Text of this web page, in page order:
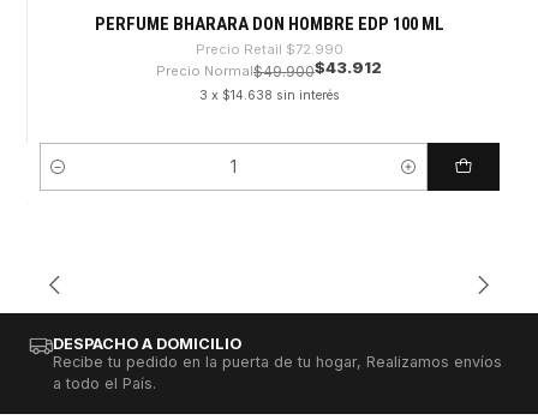
PERFUME BHARARA DON HOMBRE EDP 100 ML
Precio Retail $72.990
Precio Normal$49.900$43.912
3 x $14.638 sin interés
Cantidad
DESPACHO A DOMICILIO
Recibe tu pedido en la puerta de tu hogar, Realizamos envíos
a todo el País.